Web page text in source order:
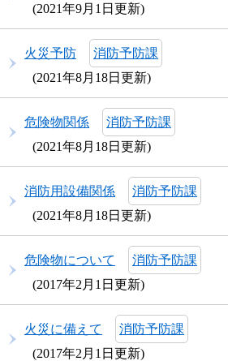
2021年9月1日更新
火災予防
消防予防課
2021年8月18日更新
危険物関係
消防予防課
2021年8月18日更新
消防用設備関係
消防予防課
2021年8月18日更新
危険物について
消防予防課
2017年2月1日更新
火災に備えて
消防予防課
2017年2月1日更新